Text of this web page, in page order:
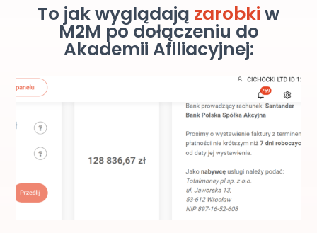
To jak wyglądają zarobki w
M2M po dołączeniu do
Akademii Afiliacyjnej: